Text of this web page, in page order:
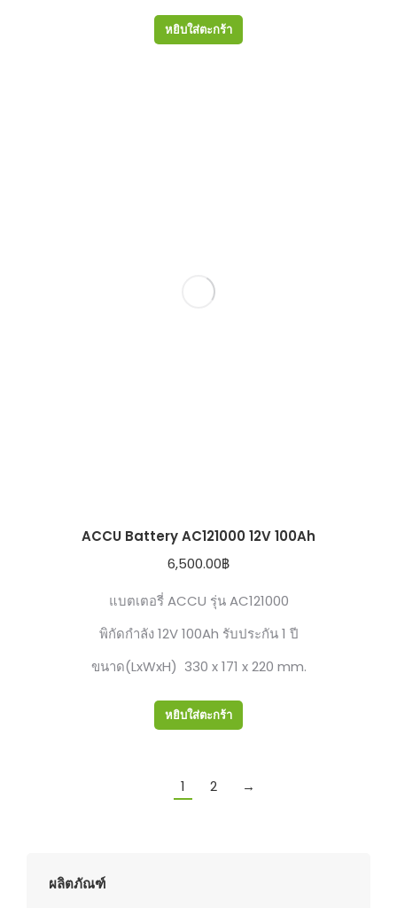
หยิบใส่ตะกร้า
ACCU Battery AC121000 12V 100Ah
6,500.00฿
แบตเตอรี่ ACCU รุ่น AC121000
พิกัดกำลัง 12V 100Ah รับประกัน 1 ปี
ขนาด(LxWxH) 330 x 171 x 220 mm.
หยิบใส่ตะกร้า
1 2 →
ผลิตภัณฑ์